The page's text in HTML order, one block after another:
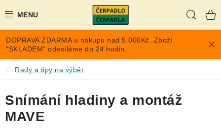
na
AKCE A SLEVY
PONORNÁ ČERPADLA
VYUŽITÍ DEŠŤOVÉ VODY
TLAKOVÉ NÁDOBY NA VODU
DOPRAVA ZDARMA u nákupu nad 5.000Kč. Zboží
"SKLADEM" odesíláme do 24 hodin.
Rady a tipy na výběr
Snímání hladiny a montáž
MAVE